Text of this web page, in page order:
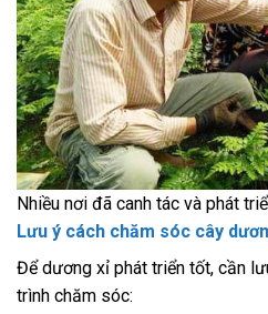
Nhiều nơi đã canh tác và phát
Lưu ý cách chăm sóc cây
Để dương xỉ phát triển tốt, cần
trình chăm sóc: